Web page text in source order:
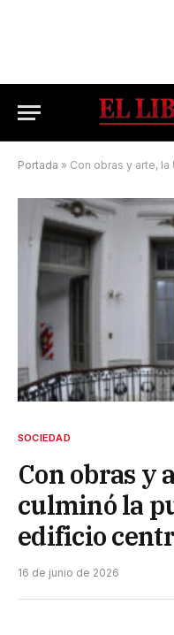
Portada » Con obras y arte, la
SOCIEDAD
Con obras y
culminó la
edificio
16 de junio de 2026